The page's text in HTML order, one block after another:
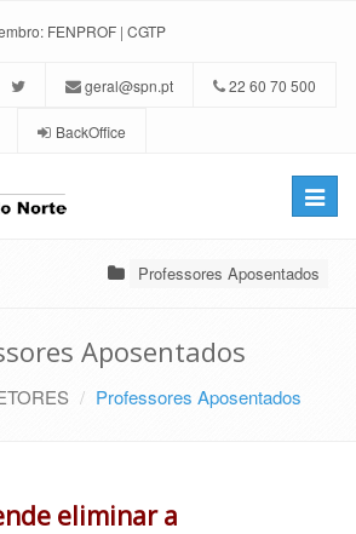
FENPROF | CGTP
geral@spn.pt 22 60 70 500
BackOffice
Toggle
Professores Aposentados
Aposentados
Professores Aposentados
eliminar a